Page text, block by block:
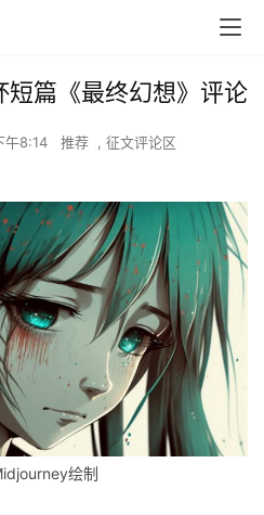
短篇《最终幻想》评论
午8:14 推荐 , 征文评论区
绘制